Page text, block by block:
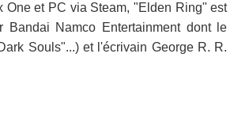
et PC via Steam, "Elden Ring" est
Namco Entertainment dont le
Souls"...) et l'écrivain George R. R.